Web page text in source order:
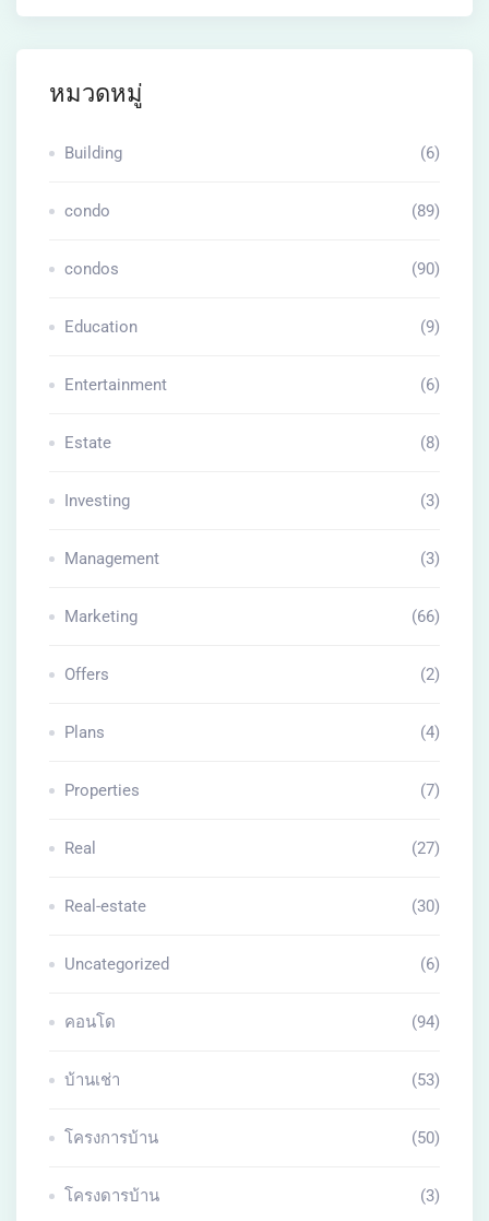
หมวดหมู่
Building (6)
condo (89)
condos (90)
Education (9)
Entertainment (6)
Estate (8)
Investing (3)
Management (3)
Marketing (66)
Offers (2)
Plans (4)
Properties (7)
Real (27)
Real-estate (30)
Uncategorized (6)
คอนโด (94)
บ้านเช่า (53)
โครงการบ้าน (50)
โครงดารบ้าน (3)